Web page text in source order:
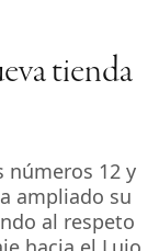
tienda
números 12 y
ampliado su
al respeto